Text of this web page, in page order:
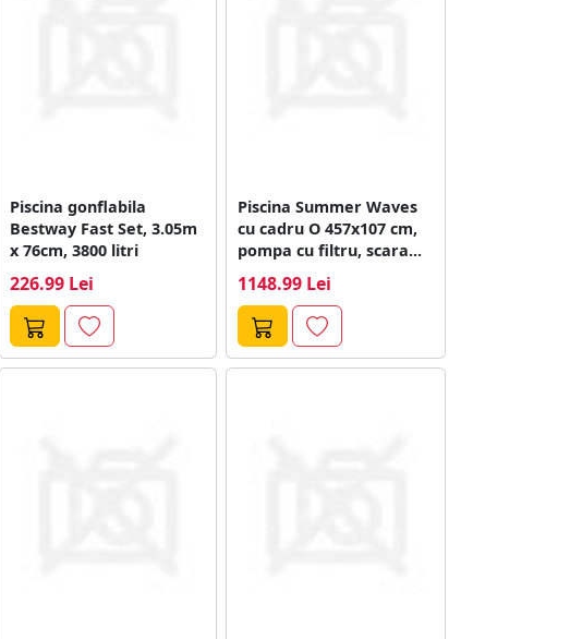
Piscina gonflabila
Bestway Fast Set, 3.05m
x 76cm, 3800 litri
226.99 Lei
Piscina Summer Waves
cu cadru O 457x107 cm,
pompa cu filtru, scara...
1148.99 Lei